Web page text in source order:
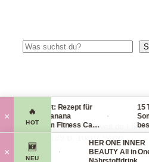
Suchen
© 2014-2026 fit-weltweit.de I
× 🔥
HOT
Blitzrezept: Rezept für
leckere Banana
Nicecream Fitness Carb
Eiscream
15
Hitze
× 🆕
NEU
Mask
HER ONE INNER
BEAUTY All in One